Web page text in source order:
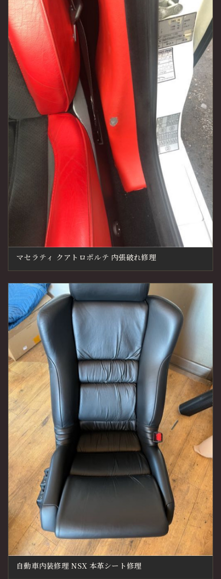
マセラティ クアトロポルテ 内張破れ修理
自動車内装修理 NSX 本革シート修理